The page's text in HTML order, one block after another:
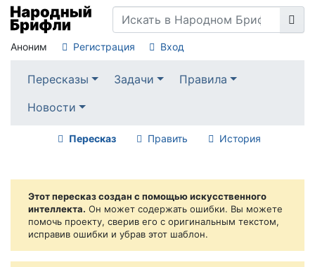
Аноним Регистрация Вход
Пересказы Задачи
Правила
Новости
Пересказ Править История
Этот пересказ создан с помощью искусственного
интеллекта. Он может содержать ошибки. Вы можете
помочь проекту, сверив его с оригинальным текстом,
исправив ошибки и убрав этот шаблон.